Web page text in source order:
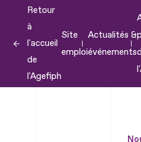
contenu
Retour
à
l'accueil
de
l'Agefiph
Site
emploi
Actualités &
événements